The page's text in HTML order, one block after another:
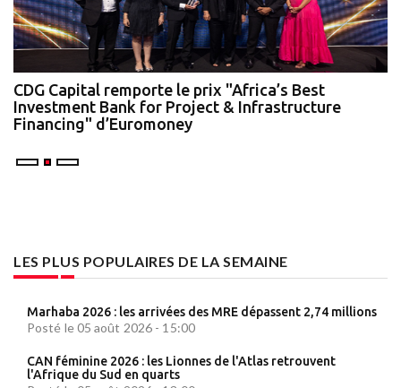
CDG Capital remporte le prix "Africa’s Best
Investment Bank for Project & Infrastructure
Financing" d’Euromoney
LES PLUS POPULAIRES DE LA SEMAINE
Marhaba 2026 : les arrivées des MRE dépassent 2,74 millions
Posté le 05 août 2026 - 15:00
CAN féminine 2026 : les Lionnes de l'Atlas retrouvent
l'Afrique du Sud en quarts